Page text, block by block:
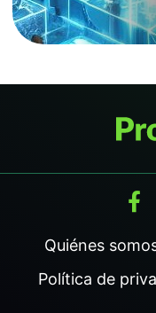
Quiénes
Política de